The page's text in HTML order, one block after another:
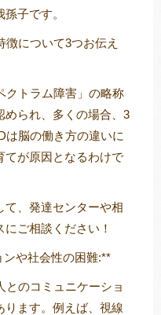
DIDIM
子です。
について3つお伝え
クトラム障害」の略称
められ、多くの場合、3
は脳の働き方の違いに
てが原因となるわけで
て、発達センターや相
ご相談ください！
や社会性の困難:**
とのコミュニケーショ
ります。例えば、視線